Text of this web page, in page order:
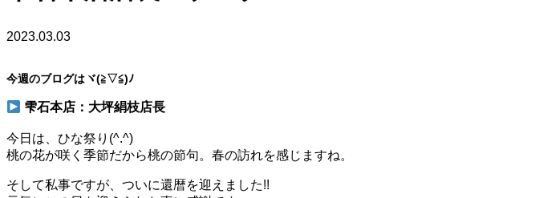
2023.03.03
今週のブログはヾ(≧▽≦)ﾉ
雫石本店：大坪絹枝店長
今日は、ひな祭り(^.^)
桃の花が咲く季節だから桃の節句。春の訪れを感じますね。
そして私事ですが、ついに還暦を迎えました!!